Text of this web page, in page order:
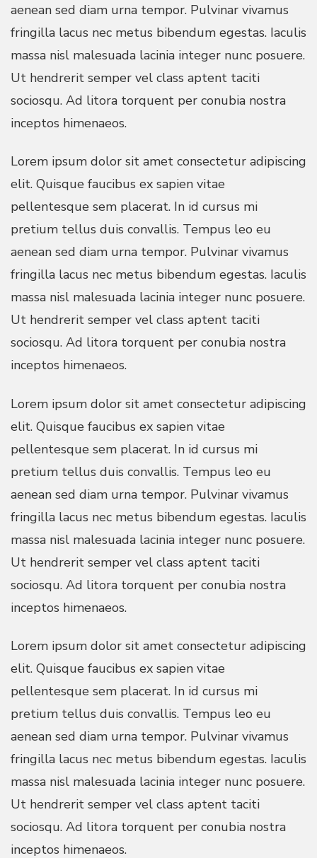
aenean sed diam urna tempor. Pulvinar vivamus
fringilla lacus nec metus bibendum egestas. Iaculis
massa nisl malesuada lacinia integer nunc posuere.
Ut hendrerit semper vel class aptent taciti
sociosqu. Ad litora torquent per conubia nostra
inceptos himenaeos.
Lorem ipsum dolor sit amet consectetur adipiscing
elit. Quisque faucibus ex sapien vitae
pellentesque sem placerat. In id cursus mi
pretium tellus duis convallis. Tempus leo eu
aenean sed diam urna tempor. Pulvinar vivamus
fringilla lacus nec metus bibendum egestas. Iaculis
massa nisl malesuada lacinia integer nunc posuere.
Ut hendrerit semper vel class aptent taciti
sociosqu. Ad litora torquent per conubia nostra
inceptos himenaeos.
Lorem ipsum dolor sit amet consectetur adipiscing
elit. Quisque faucibus ex sapien vitae
pellentesque sem placerat. In id cursus mi
pretium tellus duis convallis. Tempus leo eu
aenean sed diam urna tempor. Pulvinar vivamus
fringilla lacus nec metus bibendum egestas. Iaculis
massa nisl malesuada lacinia integer nunc posuere.
Ut hendrerit semper vel class aptent taciti
sociosqu. Ad litora torquent per conubia nostra
inceptos himenaeos.
Lorem ipsum dolor sit amet consectetur adipiscing
elit. Quisque faucibus ex sapien vitae
pellentesque sem placerat. In id cursus mi
pretium tellus duis convallis. Tempus leo eu
aenean sed diam urna tempor. Pulvinar vivamus
fringilla lacus nec metus bibendum egestas. Iaculis
massa nisl malesuada lacinia integer nunc posuere.
Ut hendrerit semper vel class aptent taciti
sociosqu. Ad litora torquent per conubia nostra
inceptos himenaeos.